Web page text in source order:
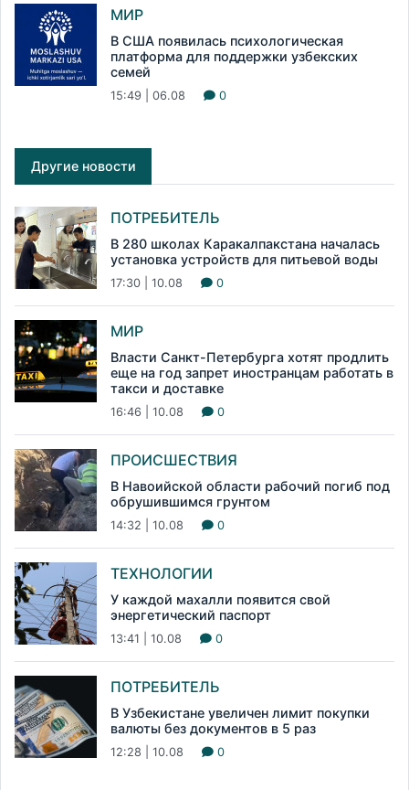
МИР
В США появилась психологическая
платформа для поддержки узбекских
семей
15:49 | 06.08 0
Другие новости
ПОТРЕБИТЕЛЬ
В 280 школах Каракалпакстана началась
установка устройств для питьевой воды
17:30 | 10.08 0
МИР
Власти Санкт-Петербурга хотят продлить
еще на год запрет иностранцам работать в
такси и доставке
16:46 | 10.08 0
ПРОИСШЕСТВИЯ
В Навоийской области рабочий погиб под
обрушившимся грунтом
14:32 | 10.08 0
ТЕХНОЛОГИИ
У каждой махалли появится свой
энергетический паспорт
13:41 | 10.08 0
ПОТРЕБИТЕЛЬ
В Узбекистане увеличен лимит покупки
валюты без документов в 5 раз
12:28 | 10.08 0